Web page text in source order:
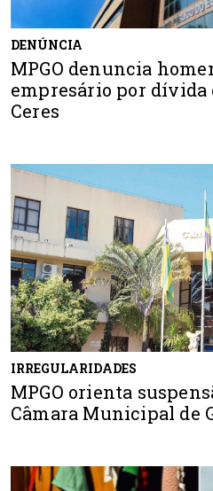
DENÚNCIA
MPGO denuncia
empresário por
Ceres
IRREGULARIDADES
MPGO orienta
Câmara Municipal de